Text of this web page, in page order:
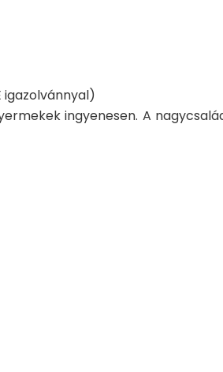
igazolvánnyal)
ingyenesen. A